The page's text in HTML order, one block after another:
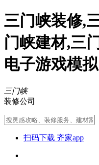
三门峡装修,
门峡建材,三
电子游戏模拟
三门峡
装修公司
扫码下载 齐家app